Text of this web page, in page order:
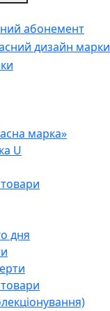
абонемент
дизайн марки
марка»
U
дня